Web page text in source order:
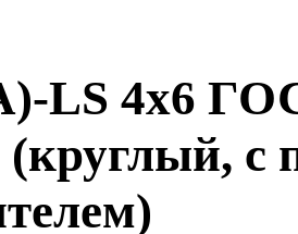
LS 4х6
(круглый,